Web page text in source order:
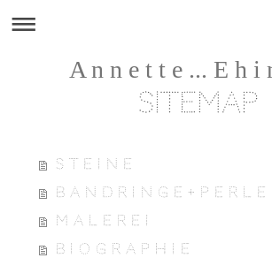
A n n e t t e ... E h i
Sitemap
S t e i n e
B a n d r i n g e + P e r l e
M a l e r e i
B i o g r a p h i e